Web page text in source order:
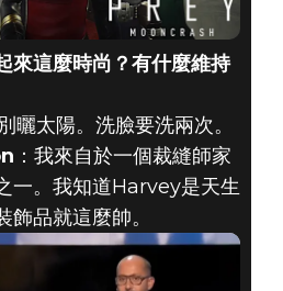
來這麼時尚？有什麼維持
曬太陽。洗臉要洗兩次。
：我來自於一個裁縫師家
一。我知道Harvey是天生
飾品就這麼帥。